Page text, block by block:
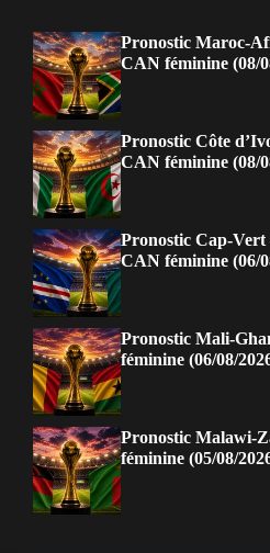
Pronostic Maroc-
CAN féminine (08/
Pronostic Côte
CAN féminine (08/
Pronostic Cap-Vert
CAN féminine (06/
Pronostic Mali-
féminine (06/08/
Pronostic Malawi-
féminine (05/08/